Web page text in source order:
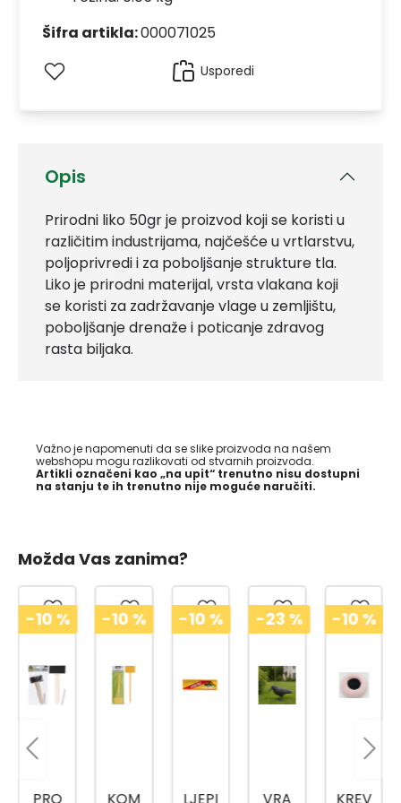
Opis
Prirodni liko 50gr je proizvod koji se koristi u
različitim industrijama, najčešće u vrtlarstvu,
poljoprivredi i za poboljšanje strukture tla.
Liko je prirodni materijal, vrsta vlakana koji
se koristi za zadržavanje vlage u zemljištu,
poboljšanje drenaže i poticanje zdravog
rasta biljaka.
Važno je napomenuti da se slike proizvoda na našem
webshopu mogu razlikovati od stvarnih proizvoda.
Artikli označeni kao „na upit“ trenutno nisu dostupni
na stanju te ih trenutno nije moguće naručiti.
Šifra artikla:000071025
Usporedi
Možda Vas zanima?
-10 %
PRO
-10 %
KOM
-10 %
LJEPI
-23 %
VRA
-10 %
KREV